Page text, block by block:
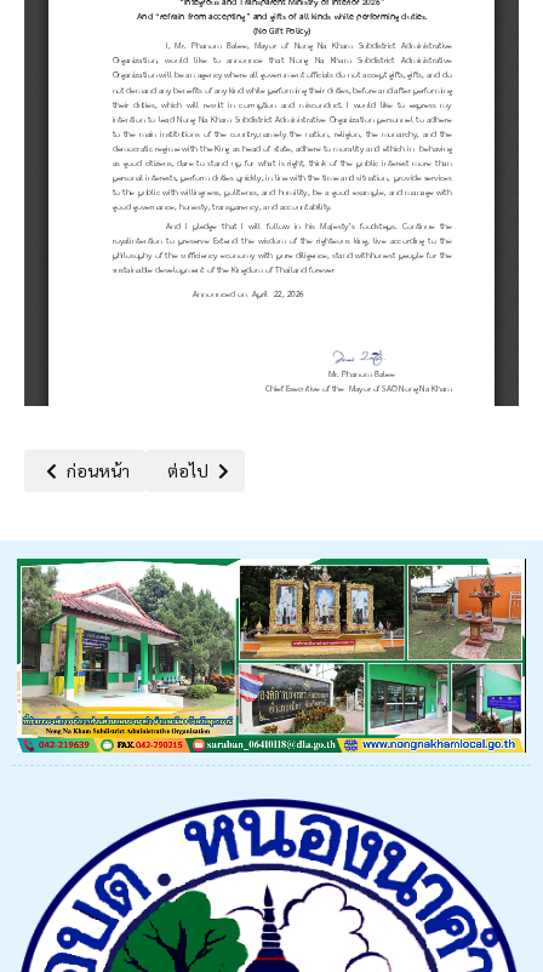
เนื้อหาก่อนหน้า: แบบรายงานผลการขับเคลื่อนตามนโยบาย No Gift
ก่อนหน้า เนื้อหาถัดไป: กิจกรรมการปลูกจิตสำนึกและสร้างวัฒน
ต่อไป